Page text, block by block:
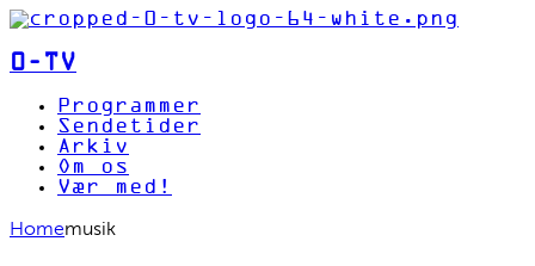
0-TV
Programmer
Sendetider
Arkiv
Om os
Vær med!
Homemusik